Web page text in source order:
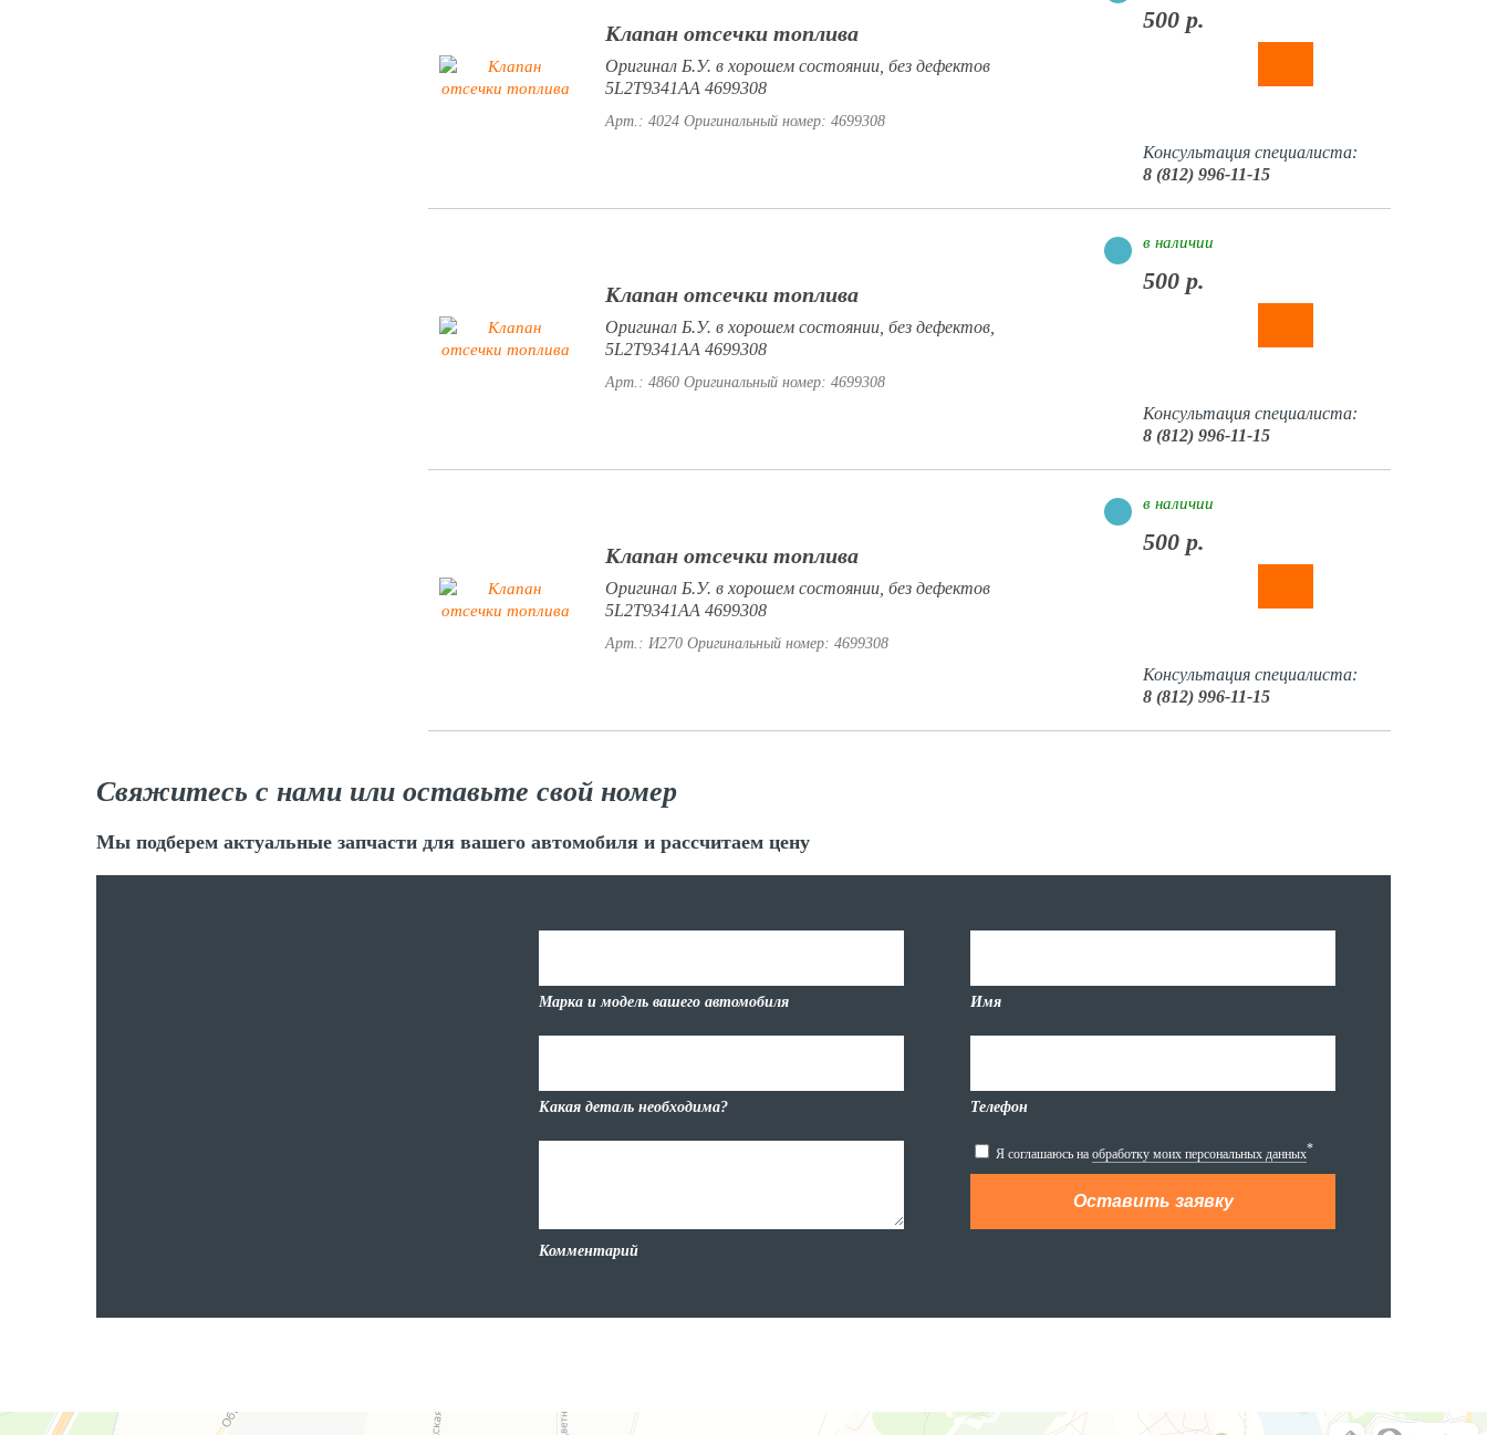
Клапан отсечки топлива
Оригинал Б.У. в хорошем состоянии, без дефектов
5L2T9341AA 4699308
Арт.: 4024 Оригинальный номер: 4699308
500 р.
Консультация специалиста:
8 (812) 996-11-15
Клапан отсечки топлива
Оригинал Б.У. в хорошем состоянии, без дефектов,
5L2T9341AA 4699308
Арт.: 4860 Оригинальный номер: 4699308
в наличии
500 р.
Консультация специалиста:
8 (812) 996-11-15
Клапан отсечки топлива
Оригинал Б.У. в хорошем состоянии, без дефектов
5L2T9341AA 4699308
Арт.: И270 Оригинальный номер: 4699308
в наличии
500 р.
Консультация специалиста:
8 (812) 996-11-15
Свяжитесь с нами или оставьте свой номер
Мы подберем актуальные запчасти для вашего автомобиля и рассчитаем цену
Марка и модель вашего автомобиля
Какая деталь необходима?
Комментарий
Имя
Телефон
Я соглашаюсь на обработку моих персональных данных*
Яндекс.Карты